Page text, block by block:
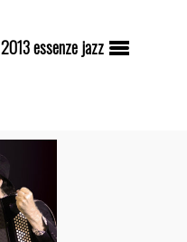
2013 essenze jazz